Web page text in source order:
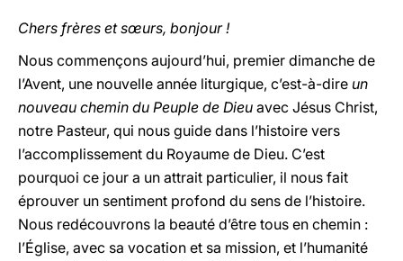
Chers frères et sœurs, bonjour !
Nous commençons aujourd’hui, premier dimanche de
l’Avent, une nouvelle année liturgique, c’est-à-dire un
nouveau chemin du Peuple de Dieu avec Jésus Christ,
notre Pasteur, qui nous guide dans l’histoire vers
l’accomplissement du Royaume de Dieu. C’est
pourquoi ce jour a un attrait particulier, il nous fait
éprouver un sentiment profond du sens de l’histoire.
Nous redécouvrons la beauté d’être tous en chemin :
l’Église, avec sa vocation et sa mission, et l’humanité